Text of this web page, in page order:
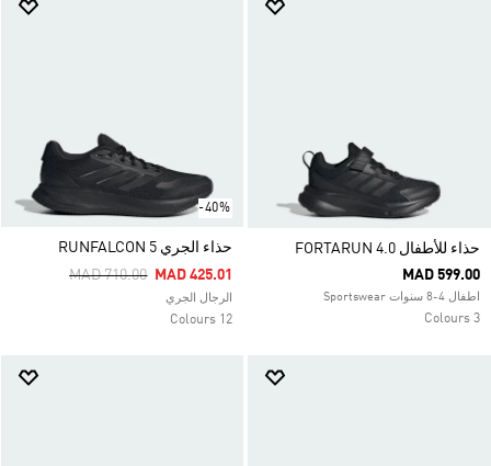
حذاء للأطفال FORTARUN 4.0
MAD 599.00
اطفال 4-8 سنوات Sportswear
3 Colours
-40%
حذاء الجري RUNFALCON 5
Price Reduced From
MAD 710.00ToMAD 425.01
الرجال الجري
12 Colours